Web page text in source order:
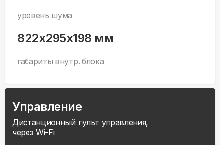
уровень шума
822x295x198 мм
габариты внутр. блока
Управление
Дистанционный пульт управления,
через Wi-Fi.